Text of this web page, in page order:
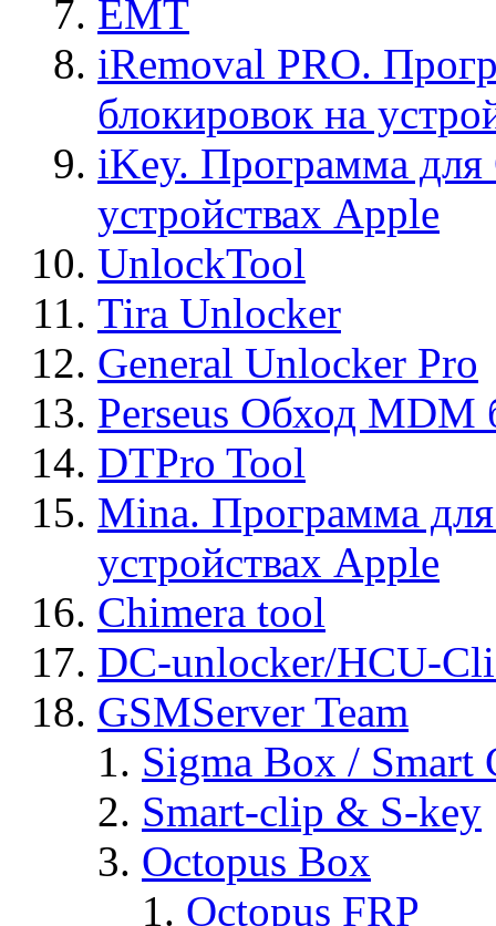
EMT
iRemoval PRO.
блокировок на
iKey. Программа для
устройствах Apple
UnlockTool
Tira Unlocker
General Unlocker Pro
Perseus Обход MDM
DTPro Tool
Mina. Программа
устройствах Apple
Chimera tool
DC-unlocker/HCU-
GSMServer Team
Sigma Box / Smart
Smart-clip & S-key
Octopus Box
Octopus FRP